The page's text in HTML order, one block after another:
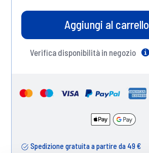
Aggiungi al carrello
Verifica disponibilità in negozio
Spedizione gratuita a partire da 49 €